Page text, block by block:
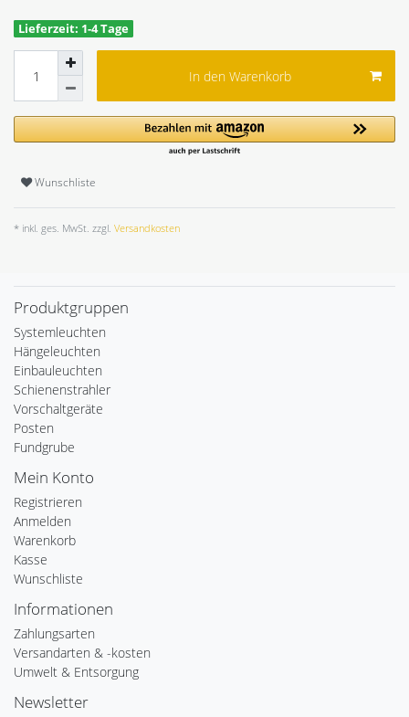
Lieferzeit: 1-4 Tage
In den Warenkorb
Wunschliste
* inkl. ges. MwSt. zzgl. Versandkosten
Produktgruppen
Systemleuchten
Hängeleuchten
Einbauleuchten
Schienenstrahler
Vorschaltgeräte
Posten
Fundgrube
Mein Konto
Registrieren
Anmelden
Warenkorb
Kasse
Wunschliste
Informationen
Zahlungsarten
Versandarten & -kosten
Umwelt & Entsorgung
Newsletter